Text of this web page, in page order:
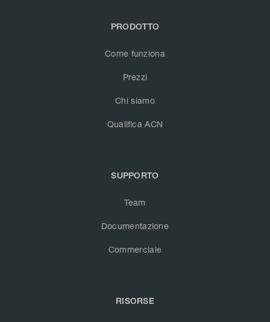
PRODOTTO
Come funziona
Prezzi
Chi siamo
Qualifica ACN
SUPPORTO
Team
Documentazione
Commerciale
RISORSE